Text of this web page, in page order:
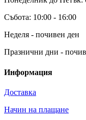
Събота: 10:00 - 16:00
Неделя - почивен ден
Празнични дни -
Информация
Доставка
Начин на плащане